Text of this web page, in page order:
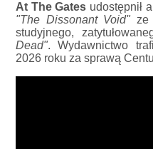
At The Gates udostępnił
"The Dissonant Void"ze
studyjnego,
Dead". Wydawnictwo
2026 roku za sprawą